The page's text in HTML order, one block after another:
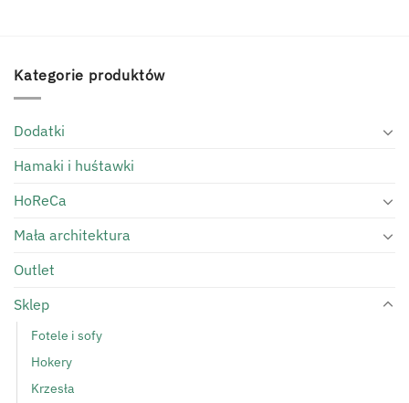
Kategorie produktów
Dodatki
Hamaki i huśtawki
HoReCa
Mała architektura
Outlet
Sklep
Fotele i sofy
Hokery
Krzesła